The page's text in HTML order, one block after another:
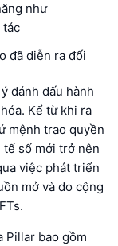
như
tác
đã diễn ra đối
đánh dấu hành
Kể từ khi ra
mệnh trao quyền
tế số mới trở nên
việc phát triển
mở và do cộng
Pillar bao gồm